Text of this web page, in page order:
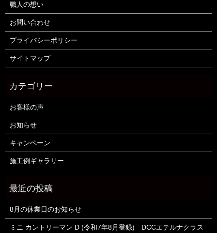
職人の想い
お問い合わせ
プライバシーポリシー
サイトマップ
お客様の声
お知らせ
キャンペーン
施工例ギャラリー
8月の休業日のお知らせ
ミニ カントリーマン D (令和7年8月登録) DCCエテルナクラス